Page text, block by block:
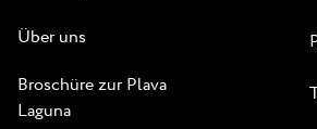
Über uns
Broschüre zur Plava
Laguna